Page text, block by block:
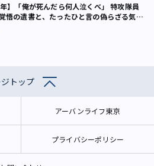
年】「俺が死んだら何人泣くべ」 特攻隊員
悟の遺書と、たったひと言の偽らざる気持
トップ
アーバンライフ東京
プライバシーポリシー